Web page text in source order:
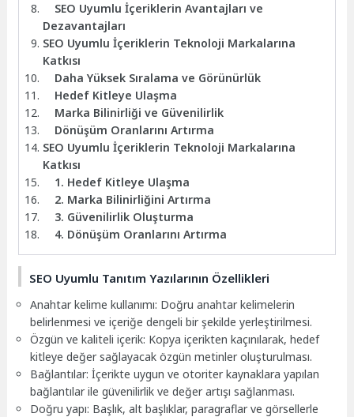
SEO Uyumlu İçeriklerin Avantajları ve
Dezavantajları
SEO Uyumlu İçeriklerin Teknoloji Markalarına
Katkısı
Daha Yüksek Sıralama ve Görünürlük
Hedef Kitleye Ulaşma
Marka Bilinirliği ve Güvenilirlik
Dönüşüm Oranlarını Artırma
SEO Uyumlu İçeriklerin Teknoloji Markalarına
Katkısı
1. Hedef Kitleye Ulaşma
2. Marka Bilinirliğini Artırma
3. Güvenilirlik Oluşturma
4. Dönüşüm Oranlarını Artırma
SEO Uyumlu Tanıtım Yazılarının Özellikleri
Anahtar kelime kullanımı: Doğru anahtar kelimelerin
belirlenmesi ve içeriğe dengeli bir şekilde yerleştirilmesi.
Özgün ve kaliteli içerik: Kopya içerikten kaçınılarak, hedef
kitleye değer sağlayacak özgün metinler oluşturulması.
Bağlantılar: İçerikte uygun ve otoriter kaynaklara yapılan
bağlantılar ile güvenilirlik ve değer artışı sağlanması.
Doğru yapı: Başlık, alt başlıklar, paragraflar ve görsellerle